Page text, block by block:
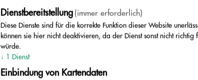
Freitag, 17. Juli 2026
Dienstbereitstellung (immer erforderlich)
Diese Dienste sind für die korrekte Funktion dieser Website
können sie hier nicht deaktivieren, da der Dienst sonst nicht richtig
würde.
↓ 1 Dienst
Einbindung von Kartendaten